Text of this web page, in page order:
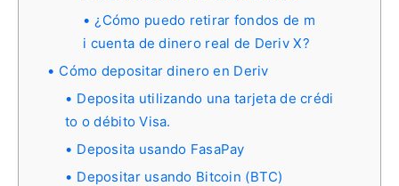
¿Cómo puedo retirar fondos de m
i cuenta de dinero real de Deriv X?
Cómo depositar dinero en Deriv
Deposita utilizando una tarjeta de crédi
to o débito Visa.
Deposita usando FasaPay
Depositar usando Bitcoin (BTC)